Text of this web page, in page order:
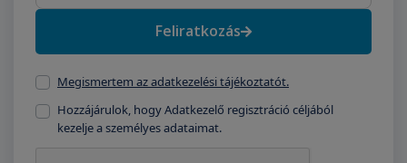
Feliratkozás
Megismertem az adatkezelési tájékoztatót.
Hozzájárulok, hogy Adatkezelő regisztráció céljából
kezelje a személyes adataimat.